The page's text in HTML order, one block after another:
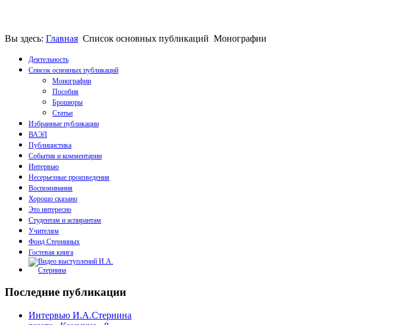
Вы здесь: Главная Список основных публикаций Монографии
Деятельность
Список основных публикаций
Монографии
Пособия
Брошюры
Статьи
Избранные публикации
ВАЭЛ
Публицистика
События и комментарии
Интервью
Несерьезные произведения
Воспоминания
Хорошо сказано
Это интересно
Студентам и аспирантам
Учителям
Фонд Стерниных
Гостевая книга
Последние публикации
Интервью И.А.Стернина